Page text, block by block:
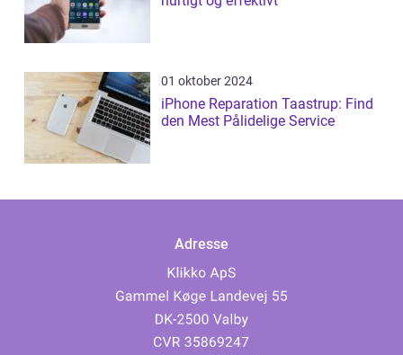
01 oktober 2024
iPhone Reparation Taastrup: Find
den Mest Pålidelige Service
Adresse